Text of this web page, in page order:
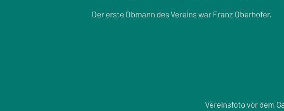
Der erste Obmann des Vereins war Franz Oberhofer.
Vereinsfoto vor dem